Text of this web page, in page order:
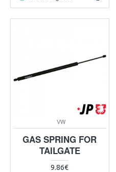
VW
GAS SPRING FOR
TAILGATE
9.86€